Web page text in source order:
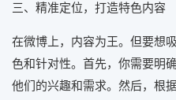
三、精准定位，打造特色内容
在微博上，内容为王。但要想
色和针对性。首先，你需要明
他们的兴趣和需求。然后，根